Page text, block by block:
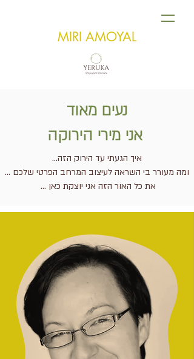
MIRI AMOYAL
נעים מאוד
אני מירי הירוקה
איך הגעתי עד הירוק הזה...
ומה מעורר בי השראה לעיצוב המרחב הפרטי שלכם ...
את כל האור הזה אני יוצקת כאן ...